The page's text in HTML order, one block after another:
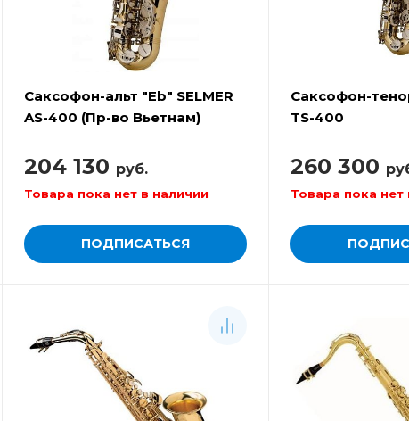
Саксофон-альт "Eb" SELMER
AS-400 (Пр-во Вьетнам)
204 130 руб.
Товара пока нет в наличии
ПОДПИСАТЬСЯ
Саксофон-
TS-400
260 300
Товара пока нет